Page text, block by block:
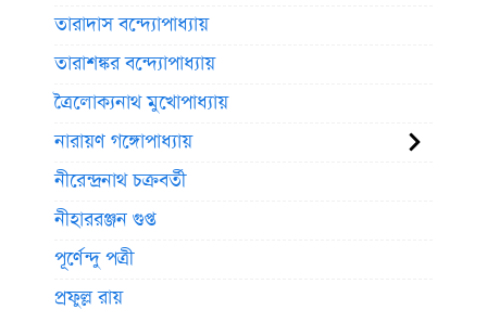
তারাদাস বন্দ্যোপাধ্যায়
তারাশঙ্কর বন্দ্যোপাধ্যায়
ত্রৈলোক্যনাথ মুখোপাধ্যায়
নারায়ণ গঙ্গোপাধ্যায়
নীরেন্দ্রনাথ চক্রবর্তী
নীহাররঞ্জন গুপ্ত
পূর্ণেন্দু পত্রী
প্রফুল্ল রায়